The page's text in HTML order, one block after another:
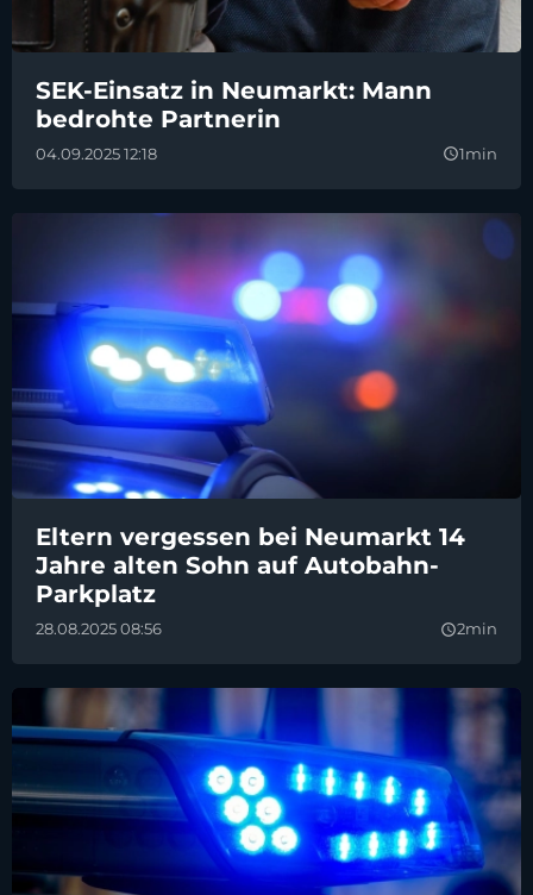
SEK-Einsatz in Neumarkt: Mann
bedrohte Partnerin
04.09.2025 12:18 query_builder1min
Eltern vergessen bei Neumarkt 14
Jahre alten Sohn auf Autobahn-
Parkplatz
28.08.2025 08:56 query_builder2min